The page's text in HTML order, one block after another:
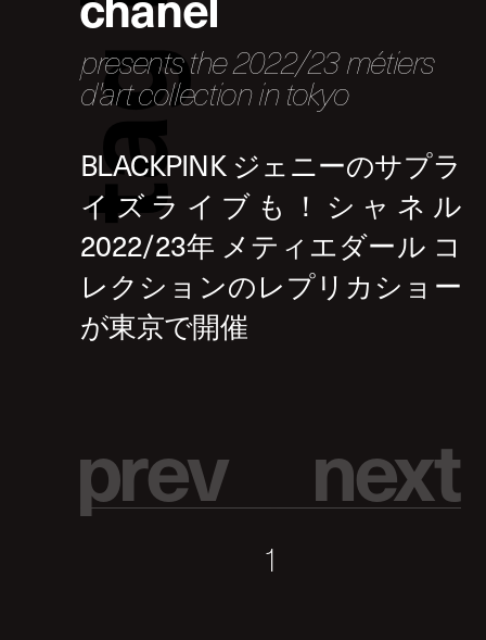
t
a
g
presents the 2022/23 métiers
d'art collection in tokyo
prev next
1